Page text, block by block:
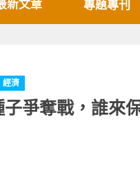
新文章 專題專刊
經濟
爭奪戰，誰來